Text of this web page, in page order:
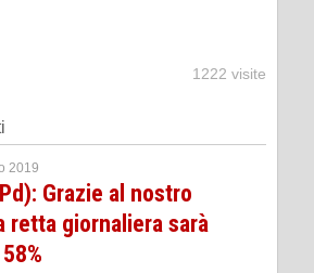
1222 visite
2019
Grazie al nostro
retta giornaliera sarà